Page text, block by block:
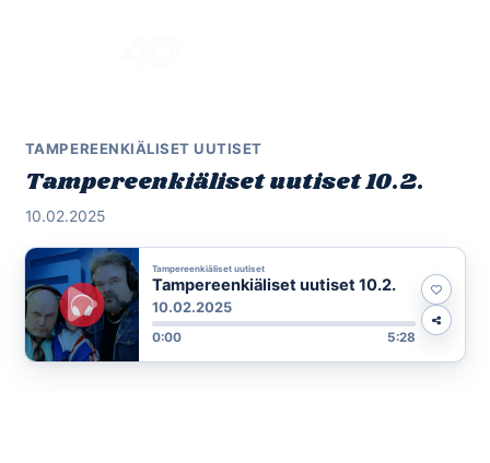
TAMPEREENKIÄLISET UUTISET
Tampereenkiäliset uutiset 10.2.
10.02.2025
Tampereenkiäliset uutiset
Tampereenkiäliset uutiset 10.2.
10.02.2025
0:00 5:28